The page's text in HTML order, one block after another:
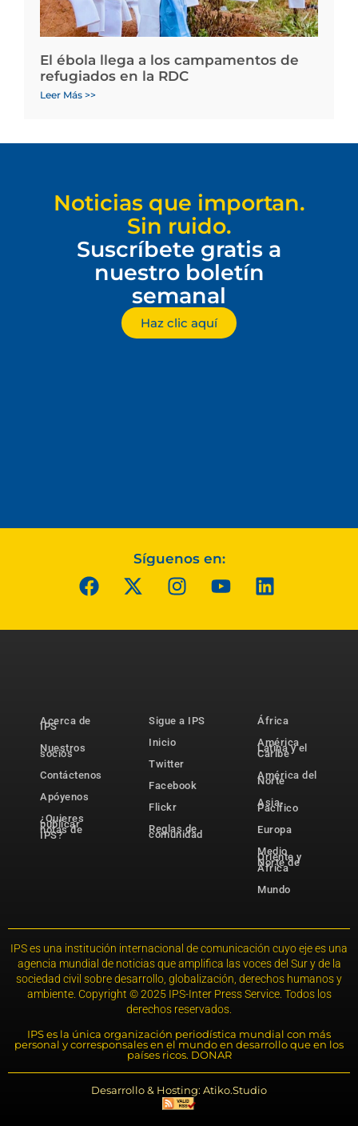
El ébola llega a los campamentos de
refugiados en la RDC
Leer Más >>
Noticias que importan.
Sin ruido.
Suscríbete gratis a
nuestro boletín
semanal
Haz clic aquí
Síguenos en:
Acerca de
IPS
Nuestros
socios
Contáctenos
Apóyenos
¿Quieres
publicar
notas de
IPS?
Sigue a IPS
Inicio
Twitter
Facebook
Flickr
Reglas de
comunidad
África
América
Latina y el
Caribe
América del
Norte
Asia-
Pacífico
Europa
Medio
Oriente y
Norte de
África
Mundo
IPS es una institución internacional de comunicación cuyo eje es una
agencia mundial de noticias que amplifica las voces del Sur y de la
sociedad civil sobre desarrollo, globalización, derechos humanos y
ambiente. Copyright © 2025 IPS-Inter Press Service. Todos los
derechos reservados.
IPS es la única organización periodística mundial con más
personal y corresponsales en el mundo en desarrollo que en los
países ricos. DONAR
Desarrollo & Hosting: Atiko.Studio